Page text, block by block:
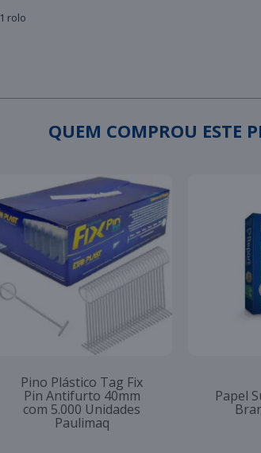
1 rolo
QUEM COMPROU ESTE
Pino Plástico Tag Fix
Pin Antifurto 40mm
com 5.000 Unidades
Paulimaq
Papel